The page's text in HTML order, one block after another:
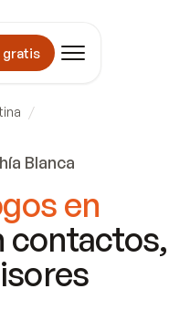
gratis
Blanca
en
contactos,